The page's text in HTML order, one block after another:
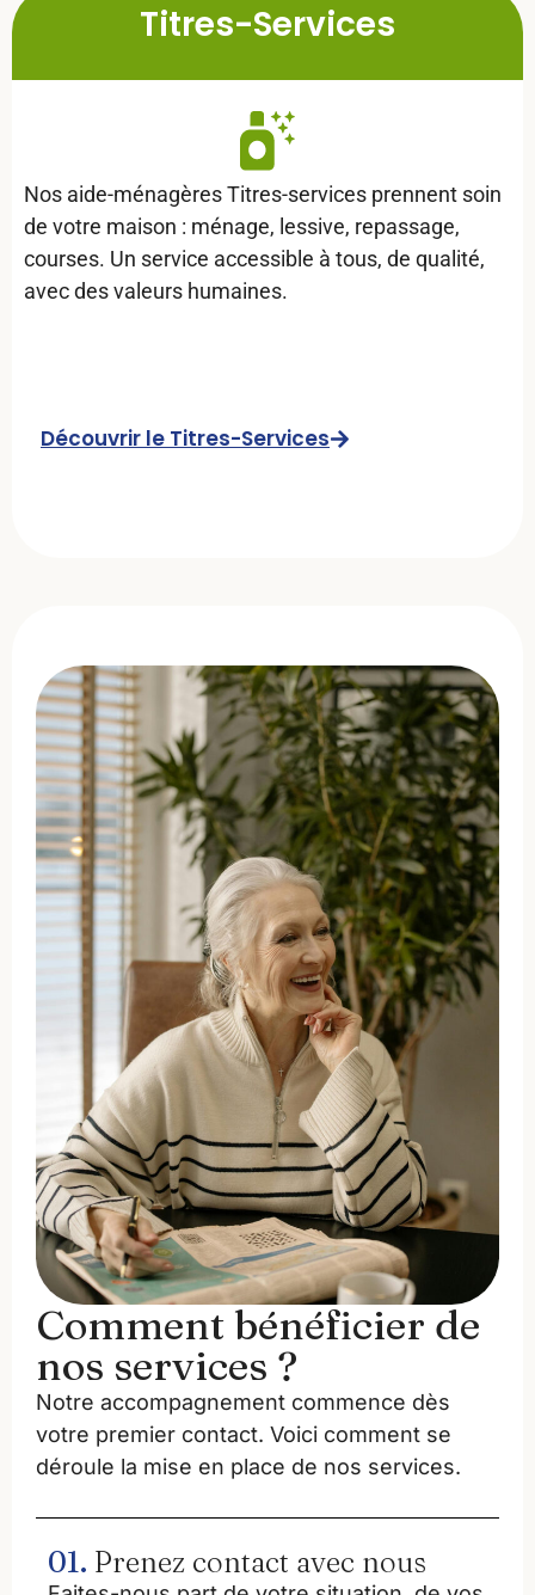
Titres-Services
Nos aide-ménagères Titres-services prennent soin
de votre maison : ménage, lessive, repassage,
courses. Un service accessible à tous, de qualité,
avec des valeurs humaines.
Découvrir le Titres-Services
Comment bénéficier de
nos services ?
Notre accompagnement commence dès
votre premier contact. Voici comment se
déroule la mise en place de nos services.
01. Prenez contact avec nous